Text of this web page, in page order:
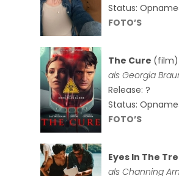
Status:
FOTO’S
The Cure (film)
alsGeorgia
Release: ?
Status:
FOTO’S
Eyes In The
als Channing